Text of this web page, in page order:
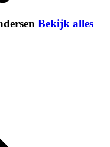
Bekijk alles